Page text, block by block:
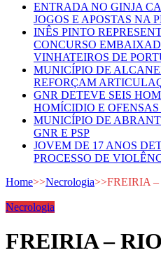
ENTRADA NO GINJA
JOGOS E APOSTAS NA
INÊS PINTO
CONCURSO
VINHATEIROS DE
MUNICÍPIO DE
REFORÇAM
GNR DETEVE SEIS
HOMÍCIDIO E
MUNICÍPIO DE
GNR E PSP
JOVEM DE 17 ANOS
PROCESSO DE
Home>>Necrologia>>FREIRIA
Necrologia
FREIRIA –